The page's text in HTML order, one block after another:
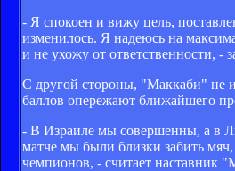
- Я спокоен и вижу цель,
изменилось. Я надеюсь на
и не ухожу от ответственности, -
С другой стороны, "Маккаби" не
баллов опережают ближайшего
- В Израиле мы совершенны, а в
матче мы были близки забить
чемпионов, - считает наставник